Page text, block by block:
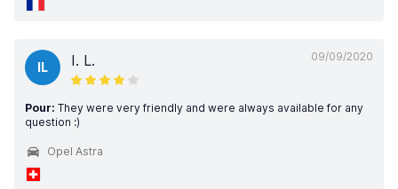
09/09/2020
IL I. L.
Pour: They were very friendly and were always available for any
question :)
Opel Astra